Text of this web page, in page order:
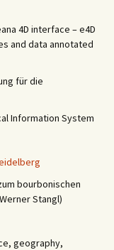
4D interface – e4D
and data annotated
für die
Information System
bourbonischen
Stangl)
geography,